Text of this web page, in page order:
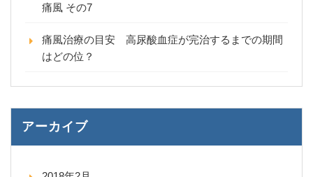
痛風 その7
痛風治療の目安 高尿酸血症が完治するまでの期間
はどの位？
アーカイブ